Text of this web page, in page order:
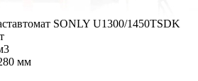
SONLY U1300/1450TSDK
мм